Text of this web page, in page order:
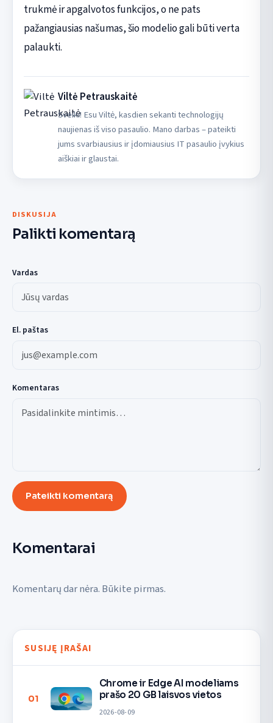
trukmė ir apgalvotos funkcijos, o ne pats
pažangiausias našumas, šio modelio gali būti verta
palaukti.
Viltė Petrauskaitė
Sveiki! Esu Viltė, kasdien sekanti technologijų
naujienas iš viso pasaulio. Mano darbas – pateikti
jums svarbiausius ir įdomiausius IT pasaulio įvykius
aiškiai ir glaustai.
DISKUSIJA
Palikti komentarą
Vardas
El. paštas
Komentaras
Pateikti komentarą
Komentarai
Komentarų dar nėra. Būkite pirmas.
SUSIJĘ ĮRAŠAI
01
Chrome ir Edge AI modeliams
prašo 20 GB laisvos vietos
2026-08-09